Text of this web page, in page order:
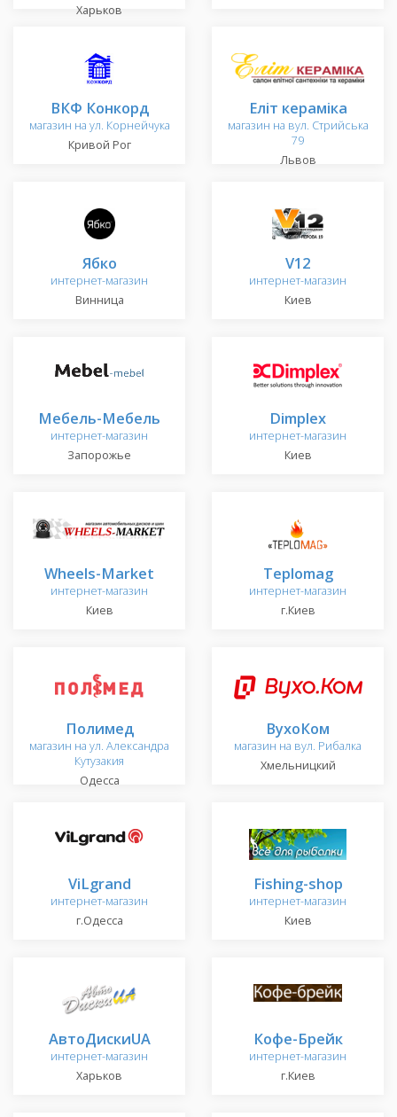
Харьков
ВКФ Конкорд
магазин на ул. Корнейчука
Кривой Рог
Еліт кераміка
магазин на вул. Стрийська
79
Львов
Ябко
интернет-магазин
Винница
V12
интернет-магазин
Киев
Мебель-Мебель
интернет-магазин
Запорожье
Dimplex
интернет-магазин
Киев
Wheels-Market
интернет-магазин
Киев
Teplomag
интернет-магазин
г.Киев
Полимед
магазин на ул. Александра
Кутузакия
Одесса
ВухоКом
магазин на вул. Рибалка
Хмельницкий
ViLgrand
интернет-магазин
г.Одесса
Fishing-shop
интернет-магазин
Киев
АвтоДискиUA
интернет-магазин
Харьков
Кофе-Брейк
интернет-магазин
г.Киев